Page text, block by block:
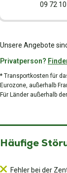
09 72
Unsere Angebote
Privatperson?
* Transportkosten für
Eurozone, außerhalb
Für Länder außerhalb
Häufige
Fehler bei der